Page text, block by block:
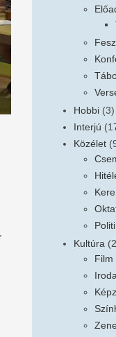
Hobbi (3)
Interjú
Közélet
Kultúra
Film
Zene